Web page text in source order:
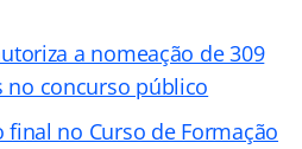
a nomeação de 309
no concurso público
final no Curso de Formação